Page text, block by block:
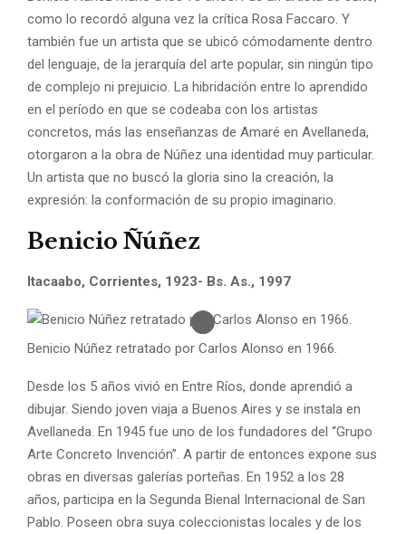
como lo recordó alguna vez la crítica Rosa Faccaro. Y
también fue un artista que se ubicó cómodamente dentro
del lenguaje, de la jerarquía del arte popular, sin ningún tipo
de complejo ni prejuicio. La hibridación entre lo aprendido
en el período en que se codeaba con los artistas
concretos, más las enseñanzas de Amaré en Avellaneda,
otorgaron a la obra de Núñez una identidad muy particular.
Un artista que no buscó la gloria sino la creación, la
expresión: la conformación de su propio imaginario.
Benicio Ñúñez
Itacaabo, Corrientes, 1923- Bs. As., 1997
Benicio Núñez retratado por Carlos Alonso en 1966.
Desde los 5 años vivió en Entre Ríos, donde aprendió a
dibujar. Siendo joven viaja a Buenos Aires y se instala en
Avellaneda. En 1945 fue uno de los fundadores del “Grupo
Arte Concreto Invención”. A partir de entonces expone sus
obras en diversas galerías porteñas. En 1952 a los 28
años, participa en la Segunda Bienal Internacional de San
Pablo. Poseen obra suya coleccionistas locales y de los